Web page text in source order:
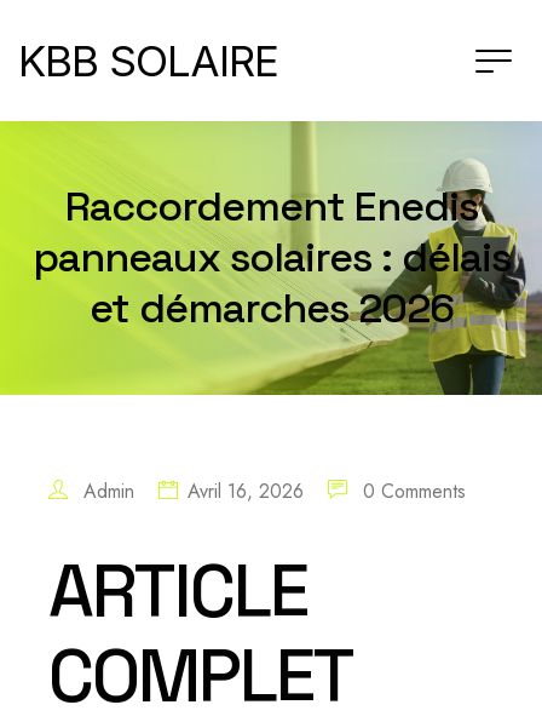
KBB SOLAIRE
Raccordement Enedis
panneaux solaires : délais
et démarches 2026
Admin Avril 16, 2026 0 Comments
ARTICLE
COMPLET